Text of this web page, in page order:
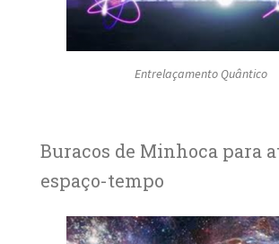
Entrelaçamento Quântico
Buracos de Minhoca para
espaço-tempo